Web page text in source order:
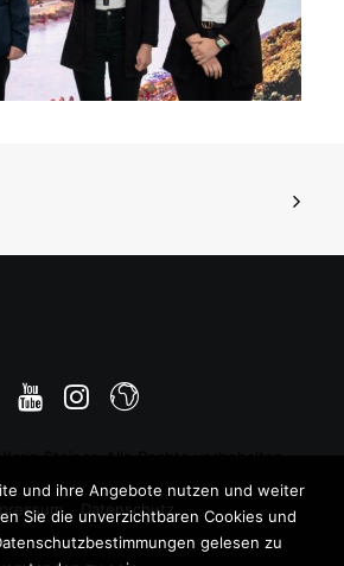
CONNSKILL GmbH & Co. KG
– Datenschutz
und ihre Angebote nutzen und weiter
Sie die unverzichtbaren Cookies und
gelesen zu